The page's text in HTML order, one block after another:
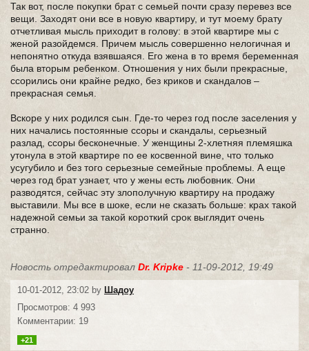
Так вот, после покупки брат с семьей почти сразу перевез все
вещи. Заходят они все в новую квартиру, и тут моему брату
отчетливая мысль приходит в голову: в этой квартире мы с
женой разойдемся. Причем мысль совершенно нелогичная и
непонятно откуда взявшаяся. Его жена в то время беременная
была вторым ребенком. Отношения у них были прекрасные,
ссорились они крайне редко, без криков и скандалов –
прекрасная семья.
Вскоре у них родился сын. Где-то через год после заселения у
них начались постоянные ссоры и скандалы, серьезный
разлад, ссоры бесконечные. У женщины 2-хлетняя племяшка
утонула в этой квартире по ее косвенной вине, что только
усугубило и без того серьезные семейные проблемы. А еще
через год брат узнает, что у жены есть любовник. Они
разводятся, сейчас эту злополучную квартиру на продажу
выставили. Мы все в шоке, если не сказать больше: крах такой
надежной семьи за такой короткий срок выглядит очень
странно.
Новость отредактировал Dr. Kripke - 11-09-2012, 19:49
10-01-2012, 23:02 by Шадоу
Просмотров: 4 993
Комментарии: 19
+21